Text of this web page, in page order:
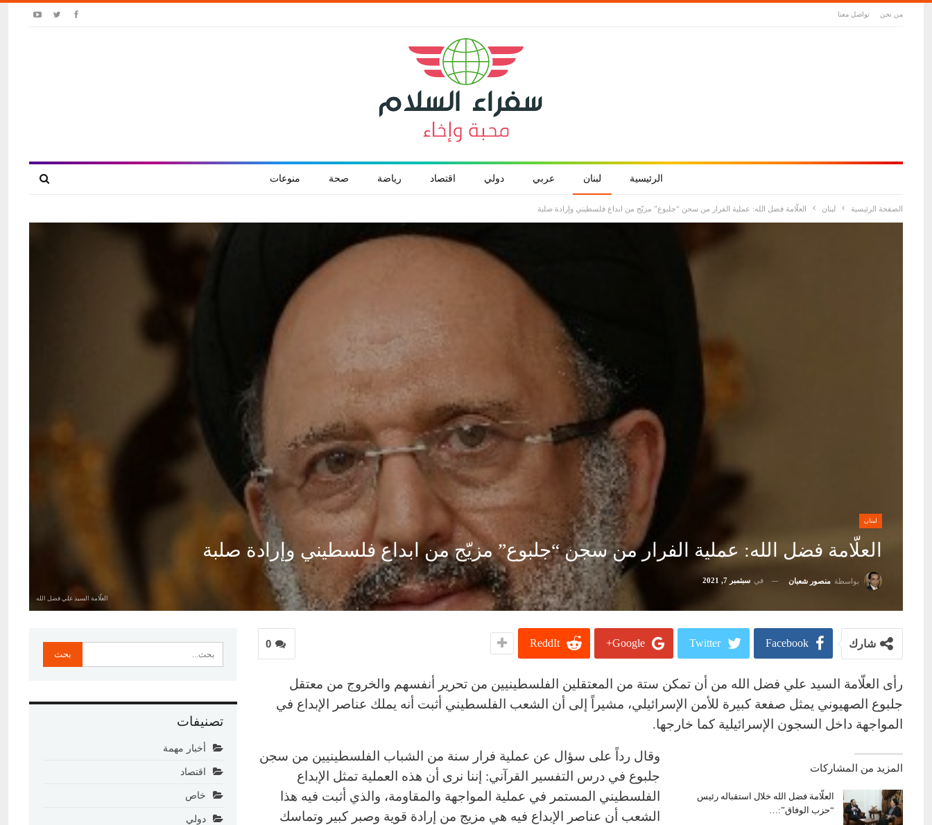
من نحن تواصل معنا
الرئيسية لبنان عربي دولي اقتصاد رياضة صحة منوعات
الصفحة الرئيسية لبنان العلّامة فضل الله: عملية الفرار من سجن “جلبوع” مزيّج من ابداع فلسطيني وإرادة صلبة
لبنان
العلّامة فضل الله: عملية الفرار من سجن “جلبوع” مزيّج من ابداع فلسطيني وإرادة صلبة
بواسطة منصور شعبان في سبتمبر 7, 2021
العلّامة السيد علي فضل الله
0 شارك Facebook
Twitter
Google+
ReddIt
رأى العلّامة السيد علي فضل الله من أن تمكن ستة من المعتقلين الفلسطينيين من تحرير أنفسهم والخروج من معتقل
جلبوع الصهيوني يمثل صفعة كبيرة للأمن الإسرائيلي، مشيراً إلى أن الشعب الفلسطيني أثبت أنه يملك عناصر الإبداع في
المواجهة داخل السجون الإسرائيلية كما خارجها.
المزيد من المشاركات
العلّامة فضل الله خلال استقباله رئيس
“حزب الوفاق”:…
وقال رداً على سؤال عن عملية فرار سنة من الشباب الفلسطينيين من سجن
جلبوع في درس التفسير القرآني: إننا نرى أن هذه العملية تمثل الإبداع
الفلسطيني المستمر في عملية المواجهة والمقاومة، والذي أثبت فيه هذا
الشعب أن عناصر الإبداع فيه هي مزيج من إرادة قوية وصبر كبير وتماسك
تصنيفات
أخبار مهمة
اقتصاد
خاص
دولي